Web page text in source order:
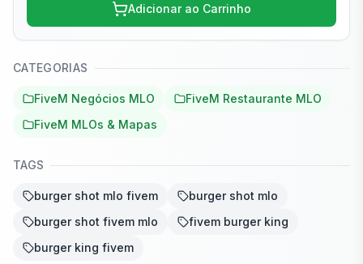
Adicionar ao Carrinho
CATEGORIAS
FiveM Negócios MLO
FiveM Restaurante MLO
FiveM MLOs & Mapas
TAGS
burger shot mlo fivem
burger shot mlo
burger shot fivem mlo
fivem burger king
burger king fivem